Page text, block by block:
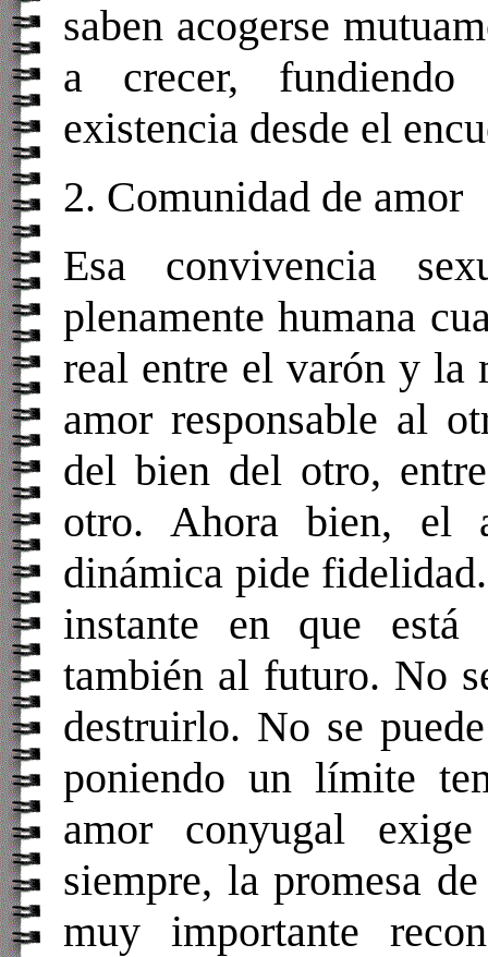
saben acogerse
a crecer,
existencia desde el
2. Comunidad de amor
Esa convivencia
plenamente humana
real entre el varón y la
amor responsable al
del bien del otro,
otro. Ahora bien, el
dinámica pide
instante en que
también al futuro. No
destruirlo. No se
poniendo un límite
amor conyugal
siempre, la promesa
muy importante